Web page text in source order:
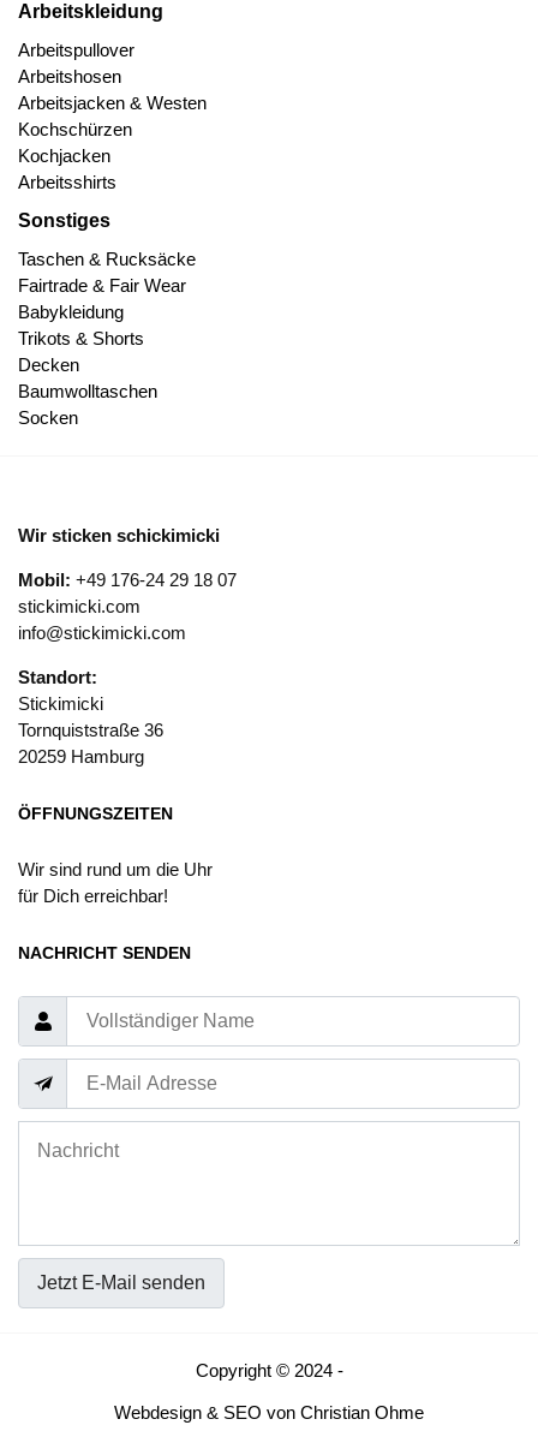
Arbeitskleidung
Arbeitspullover
Arbeitshosen
Arbeitsjacken & Westen
Kochschürzen
Kochjacken
Arbeitsshirts
Sonstiges
Taschen & Rucksäcke
Fairtrade & Fair Wear
Babykleidung
Trikots & Shorts
Decken
Baumwolltaschen
Socken
Wir sticken schickimicki
Mobil: +49 176-24 29 18 07
stickimicki.com
info@stickimicki.com
Standort:
Stickimicki
Tornquiststraße 36
20259 Hamburg
ÖFFNUNGSZEITEN
Wir sind rund um die Uhr
für Dich erreichbar!
NACHRICHT SENDEN
Jetzt E-Mail senden
Copyright © 2024 -
Webdesign & SEO von Christian Ohme